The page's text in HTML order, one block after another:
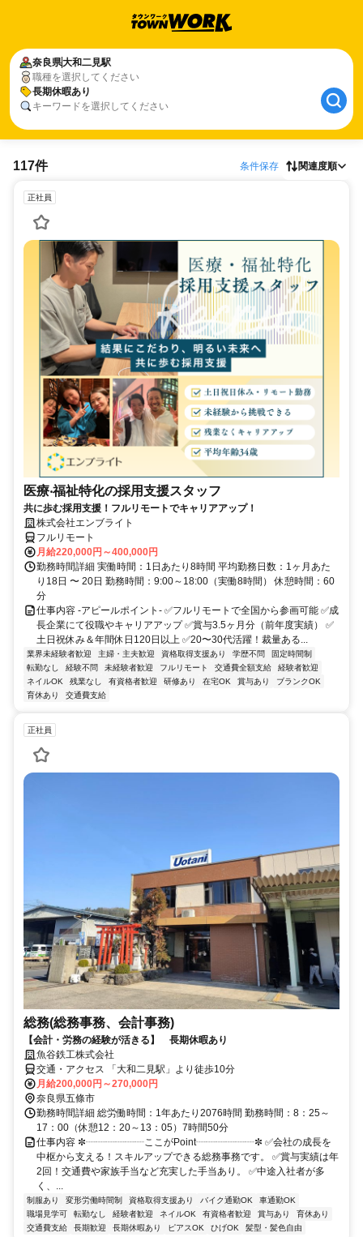
奈良県大和二見駅
職種を選択してください
長期休暇あり
キーワードを選択してください
117件 条件保存 関連度順
正社員
医療‧福祉特化の採用支援スタッフ
共に歩む採用支援！フルリモートでキャリアアップ！
株式会社エンブライト
フルリモート
月給220,000円～400,000円
勤務時間詳細 実働時間：1日あたり8時間 平均勤務日数：1ヶ月あた
り18日 〜 20日 勤務時間：9:00～18:00（実働8時間） 休憩時間：60
分
仕事内容 -アピールポイント- ✅フルリモートで全国から参画可能 ✅成
長企業にて役職やキャリアアップ ✅賞与3.5ヶ月分（前年度実績） ✅
土日祝休み＆年間休日120日以上 ✅20〜30代活躍！裁量ある...
業界未経験者歓迎 主婦・主夫歓迎 資格取得支援あり 学歴不問
固定時間制
転勤なし
経験不問 未経験者歓迎 フルリモート 交通費全額支給
経験者歓迎
ネイルOK
残業なし 有資格者歓迎 研修あり 在宅OK 賞与あり
ブランクOK
育休あり
交通費支給
正社員
総務(総務事務、会計事務)
【会計・労務の経験が活きる】 長期休暇あり
魚谷鉄工株式会社
交通・アクセス 「大和二見駅」より徒歩10分
月給200,000円～270,000円
奈良県五條市
勤務時間詳細 総労働時間：1年あたり2076時間 勤務時間：8：25～
17：00（休憩12：20～13：05）7時間50分
仕事内容 ✼┈┈┈┈┈┈ここがPoint┈┈┈┈┈┈✼ ✅会社の成長を
中枢から支える！スキルアップできる総務事務です。 ✅賞与実績は年
2回！交通費や家族手当など充実した手当あり。 ✅中途入社者が多
く、...
制服あり 変形労働時間制 資格取得支援あり バイク通勤OK
車通勤OK
職場見学可
転勤なし 経験者歓迎 ネイルOK 有資格者歓迎 賞与あり
育休あり
交通費支給
長期歓迎 長期休暇あり ピアスOK ひげOK 髪型・髪色自由